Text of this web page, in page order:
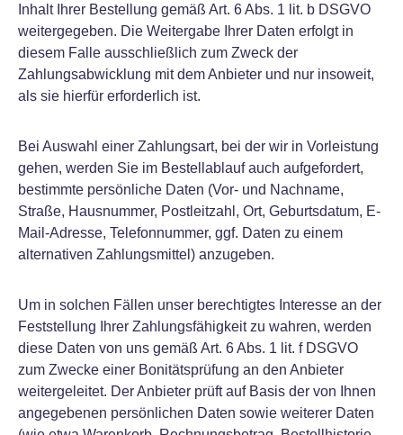
Inhalt Ihrer Bestellung gemäß Art. 6 Abs. 1 lit. b DSGVO
weitergegeben. Die Weitergabe Ihrer Daten erfolgt in
diesem Falle ausschließlich zum Zweck der
Zahlungsabwicklung mit dem Anbieter und nur insoweit,
als sie hierfür erforderlich ist.
Bei Auswahl einer Zahlungsart, bei der wir in Vorleistung
gehen, werden Sie im Bestellablauf auch aufgefordert,
bestimmte persönliche Daten (Vor- und Nachname,
Straße, Hausnummer, Postleitzahl, Ort, Geburtsdatum, E-
Mail-Adresse, Telefonnummer, ggf. Daten zu einem
alternativen Zahlungsmittel) anzugeben.
Um in solchen Fällen unser berechtigtes Interesse an der
Feststellung Ihrer Zahlungsfähigkeit zu wahren, werden
diese Daten von uns gemäß Art. 6 Abs. 1 lit. f DSGVO
zum Zwecke einer Bonitätsprüfung an den Anbieter
weitergeleitet. Der Anbieter prüft auf Basis der von Ihnen
angegebenen persönlichen Daten sowie weiterer Daten